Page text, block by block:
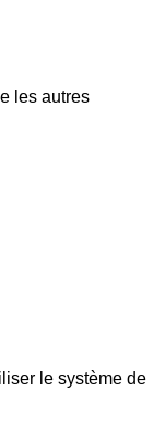
les autres
le système de